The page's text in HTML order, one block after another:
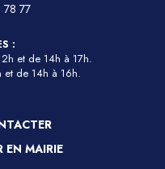
77
:
et de 14h à 17h.
de 14h à 16h.
EN MAIRIE